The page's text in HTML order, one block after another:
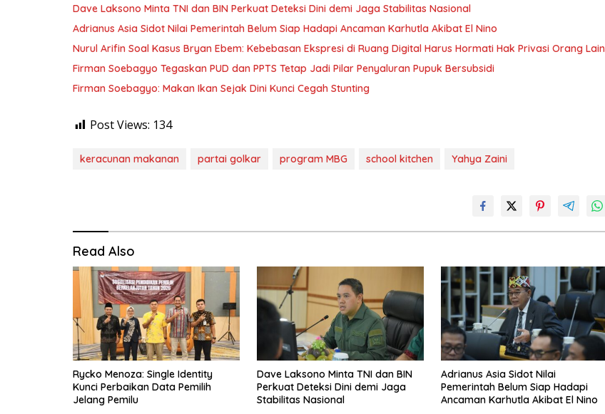
Dave Laksono Minta TNI dan BIN Perkuat Deteksi Dini demi Jaga Stabilitas Nasional
Adrianus Asia Sidot Nilai Pemerintah Belum Siap Hadapi Ancaman Karhutla Akibat El Nino
Nurul Arifin Soal Kasus Bryan Ebem: Kebebasan Ekspresi di Ruang Digital Harus Hormati Hak Privasi Orang Lain
Firman Soebagyo Tegaskan PUD dan PPTS Tetap Jadi Pilar Penyaluran Pupuk Bersubsidi
Firman Soebagyo: Makan Ikan Sejak Dini Kunci Cegah Stunting
Post Views: 134
keracunan makanan partai golkar program MBG school kitchen Yahya Zaini
Read Also
Rycko Menoza: Single Identity
Kunci Perbaikan Data Pemilih
Jelang Pemilu
Dave Laksono Minta TNI dan BIN
Perkuat Deteksi Dini demi Jaga
Stabilitas Nasional
Adrianus Asia Sidot Nilai
Pemerintah Belum Siap Hadapi
Ancaman Karhutla Akibat El Nino